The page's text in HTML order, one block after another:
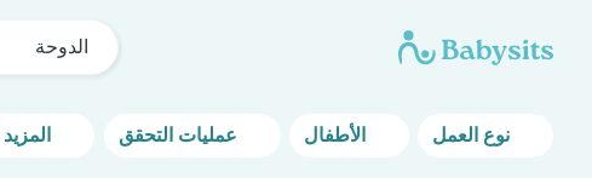
الدوحة
الأطفال